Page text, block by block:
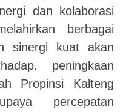
dan kolaborasi
berbagai
sinergi kuat akan
peningkaan
Propinsi Kalteng
percepatan